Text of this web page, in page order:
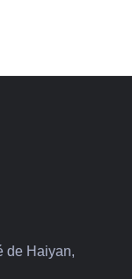
de Haiyan,